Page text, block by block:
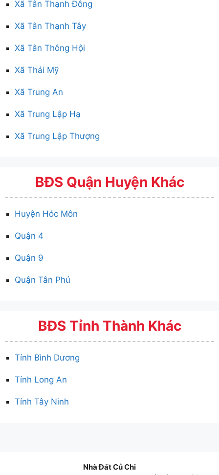
Xã Tân Thạnh Đông
Xã Tân Thạnh Tây
Xã Tân Thông Hội
Xã Thái Mỹ
Xã Trung An
Xã Trung Lập Hạ
Xã Trung Lập Thượng
BĐS Quận Huyện Khác
Huyện Hóc Môn
Quận 4
Quận 9
Quận Tân Phú
BĐS Tỉnh Thành Khác
Tỉnh Bình Dương
Tỉnh Long An
Tỉnh Tây Ninh
Nhà Đất Củ Chi